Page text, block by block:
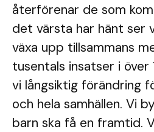
återförenar de som
det värsta har hänt ser
växa upp tillsammans
tusentals insatser i över
vi långsiktig förändring
och hela samhällen. Vi
barn ska få en framtid.